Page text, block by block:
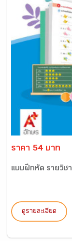
ราคา 54 บาท
แบบฝึกหัด รายวิช
ดูรายละเอียด